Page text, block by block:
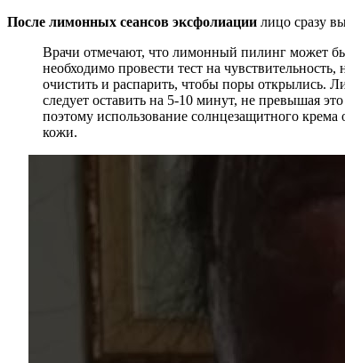
После лимонных сеансов эксфолиации лицо сразу
Врачи отмечают, что лимонный пилинг может
необходимо провести тест на
очистить и распарить, чтобы поры открылись.
следует оставить на 5-10 минут, не превышая
поэтому использование солнцезащитного
кожи.